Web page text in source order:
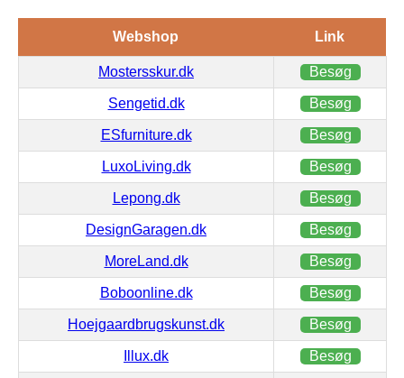
Webshop Link
Mostersskur.dk Besøg
Sengetid.dk Besøg
ESfurniture.dk Besøg
LuxoLiving.dk Besøg
Lepong.dk Besøg
DesignGaragen.dk Besøg
MoreLand.dk Besøg
Boboonline.dk Besøg
Hoejgaardbrugskunst.dk Besøg
Illux.dk Besøg